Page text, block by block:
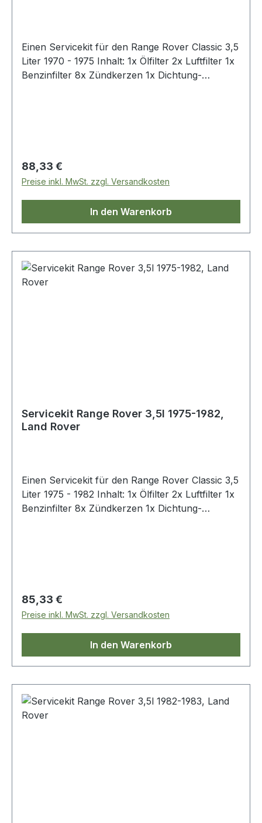
Einen Servicekit für den Range Rover Classic 3,5
Liter 1970 - 1975 Inhalt: 1x Ölfilter 2x Luftfilter 1x
Benzinfilter 8x Zündkerzen 1x Dichtung-
Regulärer Preis:
88,33 €
Preise inkl. MwSt. zzgl. Versandkosten
In den Warenkorb
Servicekit Range Rover 3,5l 1975-1982,
Land Rover
Einen Servicekit für den Range Rover Classic 3,5
Liter 1975 - 1982 Inhalt: 1x Ölfilter 2x Luftfilter 1x
Benzinfilter 8x Zündkerzen 1x Dichtung-
Regulärer Preis:
85,33 €
Preise inkl. MwSt. zzgl. Versandkosten
In den Warenkorb